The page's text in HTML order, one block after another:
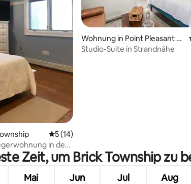
von 5, 38 Bewertungen
Durchschnittliche Bewertung: 5 von 5,
5 (14)
in der
Wohnung in Point Pleasant B
each
Studio-Suite in Strandnähe
Zeit, um Brick Township zu
Mai Jun Jul Aug